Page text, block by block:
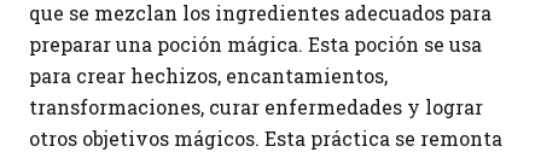
que se mezclan los ingredientes adecuados para
preparar una poción mágica. Esta poción se usa
para crear hechizos, encantamientos,
transformaciones, curar enfermedades y lograr
otros objetivos mágicos. Esta práctica se remonta